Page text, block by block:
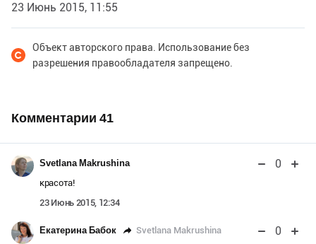
23 Июнь 2015, 11:55
Объект авторского права. Использование без
разрешения правообладателя запрещено.
Комментарии 41
Svetlana Makrushina 0
красота!
23 Июнь 2015, 12:34
Екатерина Бабок Svetlana Makrushina 0